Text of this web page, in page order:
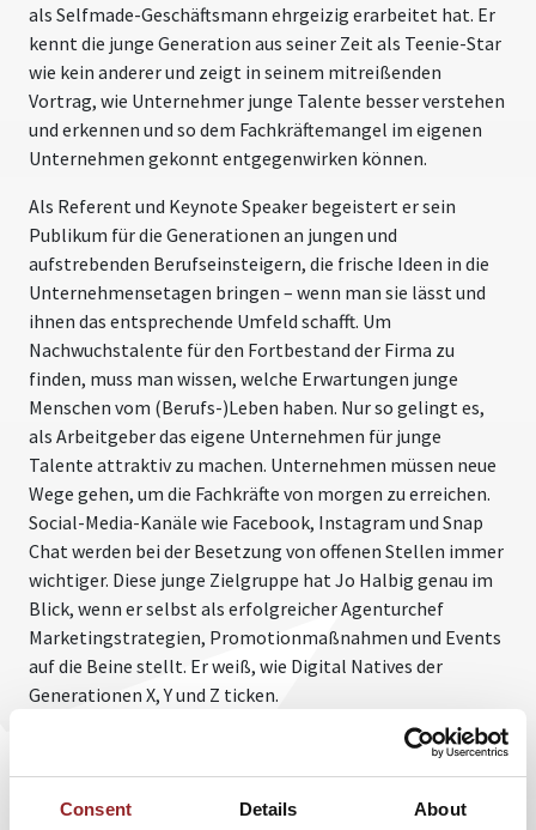
Consent Details About
als Selfmade-Geschäftsmann ehrgeizig erarbeitet hat. Er
kennt die junge Generation aus seiner Zeit als Teenie-Star
wie kein anderer und zeigt in seinem mitreißenden
Vortrag, wie Unternehmer junge Talente besser verstehen
und erkennen und so dem Fachkräftemangel im eigenen
Unternehmen gekonnt entgegenwirken können.
Als Referent und Keynote Speaker begeistert er sein
Publikum für die Generationen an jungen und
aufstrebenden Berufseinsteigern, die frische Ideen in die
Unternehmensetagen bringen – wenn man sie lässt und
ihnen das entsprechende Umfeld schafft. Um
Nachwuchstalente für den Fortbestand der Firma zu
finden, muss man wissen, welche Erwartungen junge
Menschen vom (Berufs-)Leben haben. Nur so gelingt es,
als Arbeitgeber das eigene Unternehmen für junge
Talente attraktiv zu machen. Unternehmen müssen neue
Wege gehen, um die Fachkräfte von morgen zu erreichen.
Social-Media-Kanäle wie Facebook, Instagram und Snap
Chat werden bei der Besetzung von offenen Stellen immer
wichtiger. Diese junge Zielgruppe hat Jo Halbig genau im
Blick, wenn er selbst als erfolgreicher Agenturchef
Marketingstrategien, Promotionmaßnahmen und Events
auf die Beine stellt. Er weiß, wie Digital Natives der
Generationen X, Y und Z ticken.
Mit vielen Praxisbeispielen erklärt Jo Halbig, wie man die
neuen Medien und digitalen Anwendungen nutzt, um mit
einer starken Unternehmensmarke in den Köpfen der